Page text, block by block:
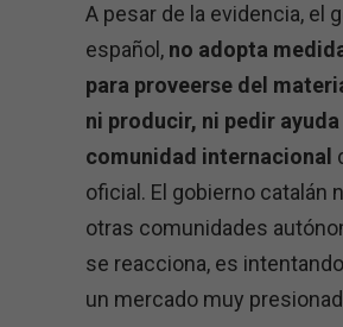
A pesar de la evidencia, el
español, no adopta
para proveerse del
ni producir, ni pedir ayuda
comunidad internacional
oficial. El gobierno catalán
otras comunidades
se reacciona, es
un mercado muy